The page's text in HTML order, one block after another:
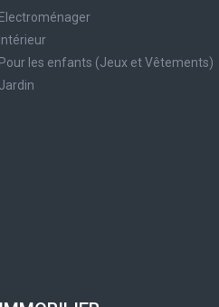
Electroménager
Intérieur
Pour les enfants (Jeux et Vêtements)
Jardin